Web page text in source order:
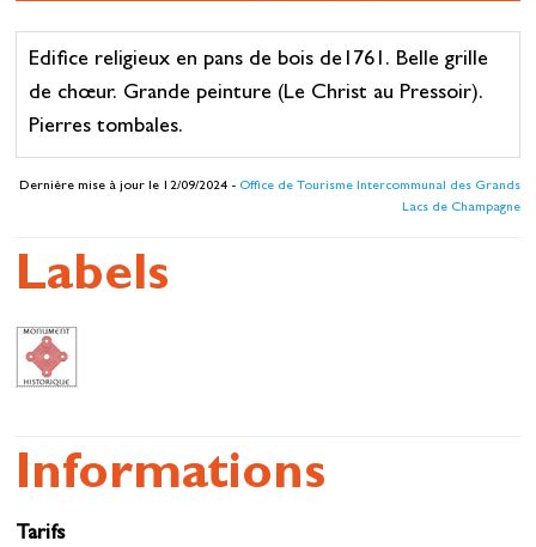
Edifice religieux en pans de bois de1761. Belle grille
de chœur. Grande peinture (Le Christ au Pressoir).
Pierres tombales.
Dernière mise à jour le 12/09/2024 - Office de Tourisme Intercommunal des Grands
Lacs de Champagne
Labels
Informations
Tarifs